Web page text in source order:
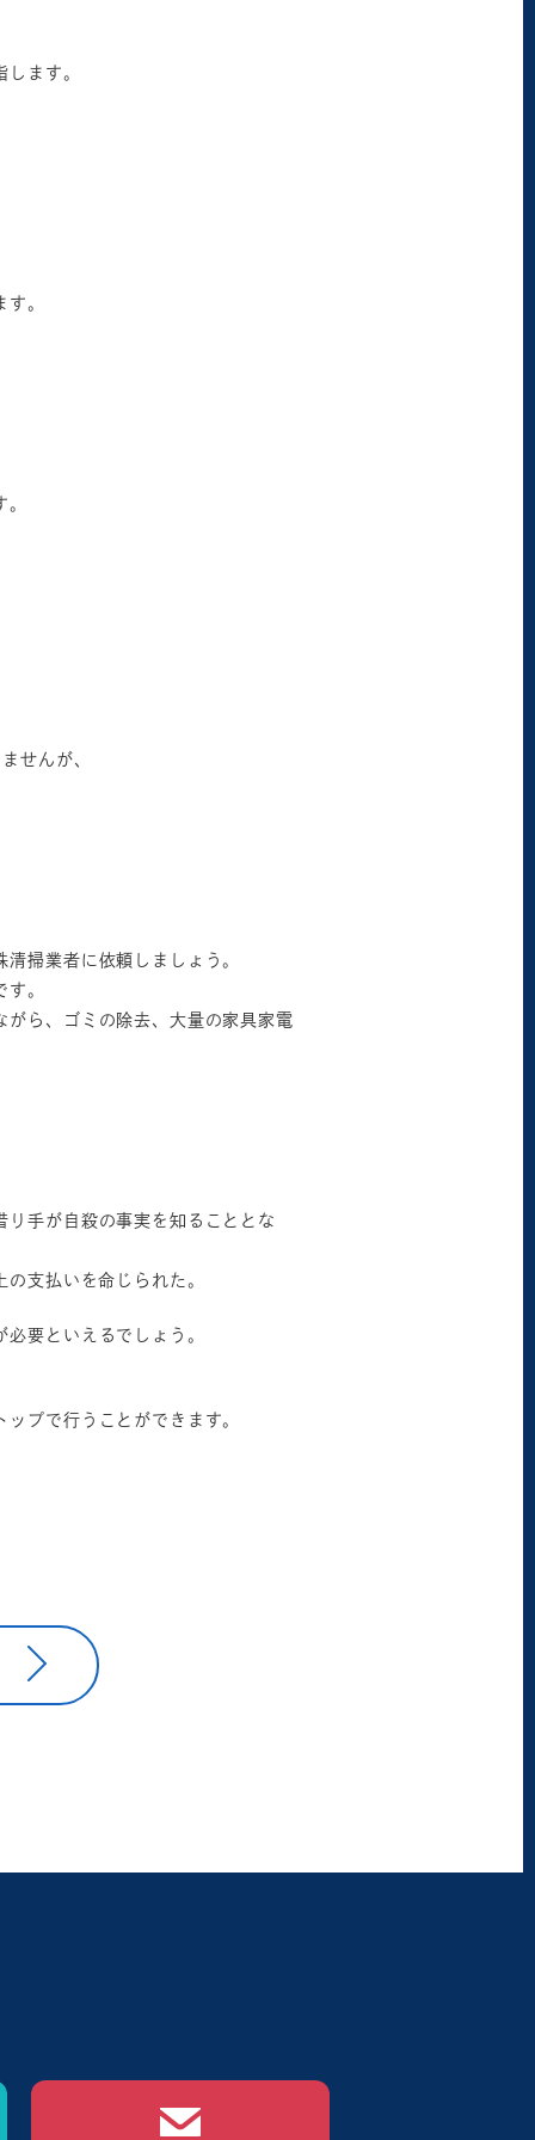
ます。
。
せんが、
掃業者に依頼しましょう。
。
がら、ゴミの除去、大量の家具家電
手が自殺の事実を知ることとな
支払いを命じられた。
要といえるでしょう。
プで行うことができます。